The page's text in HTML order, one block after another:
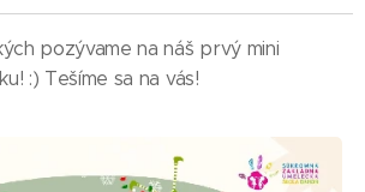
pozývame na náš prvý mini
:) Tešíme sa na vás!